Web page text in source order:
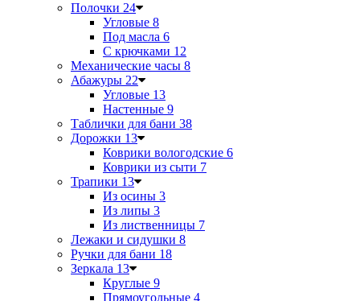
Полочки 24
Угловые 8
Под масла 6
С крючками 12
Механические часы 8
Абажуры 22
Угловые 13
Настенные 9
Таблички для бани 38
Дорожки 13
Коврики вологодские 6
Коврики из сыти 7
Трапики 13
Из осины 3
Из липы 3
Из лиственницы 7
Лежаки и сидушки 8
Ручки для бани 18
Зеркала 13
Круглые 9
Прямоугольные 4